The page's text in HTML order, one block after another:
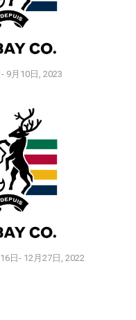
9月10日, 2023
日- 12月27日, 2022